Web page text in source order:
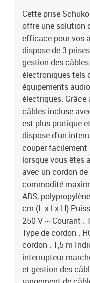
Cette prise
offre une solution
efficace pour vos
dispose de 3
gestion des
électroniques tels
équipements
électriques. Grâce
câbles incluse
est plus pratique
dispose d'un
couper
lorsque vous êtes
avec un cordon
commodité
ABS,
cm (L x l x H)
250 V ~ Courant :
Type de cordon :
cordon : 1,5 m
interrupteur
et gestion des